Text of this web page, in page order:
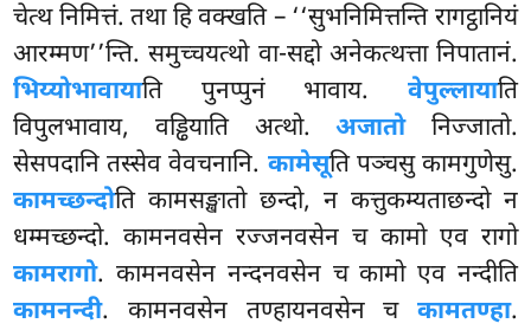
चेत्थ निमित्तं. तथा हि वक्खति – ‘‘सुभनिमित्तन्ति रागट्ठानियं
आरम्मण’’न्ति. समुच्चयत्थो वा-सद्दो अनेकत्थत्ता निपातानं.
भिय्योभावायाति पुनप्पुनं भावाय. वेपुल्लायाति
विपुलभावाय, वड्ढियाति अत्थो.अजातोनिज्जातो.
सेसपदानि तस्सेववेवचनानि. कामेसूति पञ्चसु कामगुणेसु.
कामच्छन्दोति कामसङ्खातो छन्दो, न कत्तुकम्यताछन्दो न
धम्मच्छन्दो. कामनवसेन रज्जनवसेन च कामो एव रागो
कामरागो. कामनवसेन नन्दनवसेन च कामो एव नन्दीति
कामनन्दी. कामनवसेन तण्हायनवसेन च कामतण्हा.